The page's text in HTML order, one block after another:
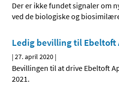
Der er ikke fundet signaler om
ved de biologiske og
Ledig bevilling til Ebeltoft
|27. april 2020 |
Bevillingen til at drive Ebeltoft
2021.